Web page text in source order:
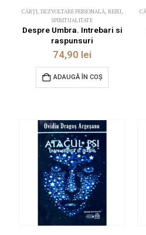
CĂRȚI, DEZVOLTARE PERSONALĂ, REIKI,
SPIRITUALITATE
Despre Umbra. Intrebari si
raspunsuri
74,90 lei
ADAUGĂ ÎN COȘ